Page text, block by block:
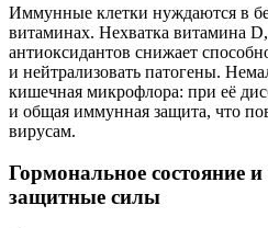
Иммунные клетки нуждаются в
витаминах. Нехватка витамина
антиоксидантов снижает
и нейтрализовать патогены.
кишечная микрофлора: при её
и общая иммунная защита, что
вирусам.
Гормональное состояние
защитные силы